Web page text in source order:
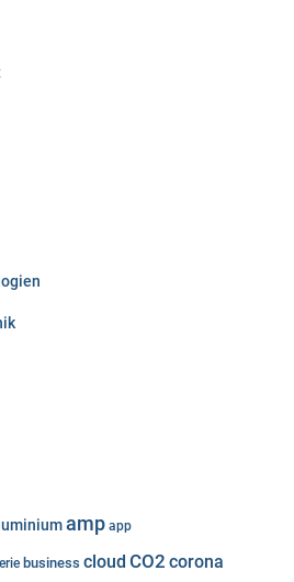
amp app
business cloud CO2 corona